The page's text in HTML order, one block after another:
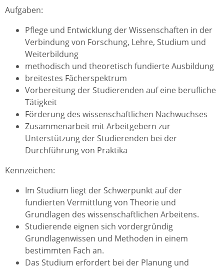
Aufgaben:
Pflege und Entwicklung der Wissenschaften in der
Verbindung von Forschung, Lehre, Studium und
Weiterbildung
methodisch und theoretisch fundierte Ausbildung
breitestes Fächerspektrum
Vorbereitung der Studierenden auf eine berufliche
Tätigkeit
Förderung des wissenschaftlichen Nachwuchses
Zusammenarbeit mit Arbeitgebern zur
Unterstützung der Studierenden bei der
Durchführung von Praktika
Kennzeichen:
Im Studium liegt der Schwerpunkt auf der
fundierten Vermittlung von Theorie und
Grundlagen des wissenschaftlichen Arbeitens.
Studierende eignen sich vordergründig
Grundlagenwissen und Methoden in einem
bestimmten Fach an.
Das Studium erfordert bei der Planung und